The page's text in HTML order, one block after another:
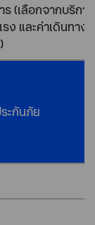
(เลือกจากบริกา
ง และค่าเดินทาง
ระกันภัย